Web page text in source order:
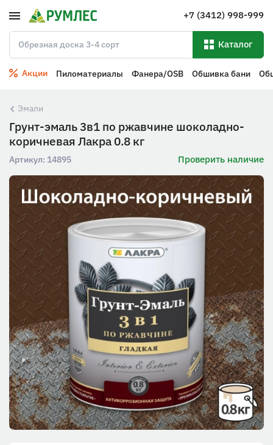
+7 (3412) 998-999
Каталог
Акции Пиломатериалы Фанера/OSB Обшивка бани
Эмали
Грунт-эмаль 3в1 по ржавчине шоколадно-
коричневая Лакра 0.8 кг
Артикул: 14895 Проверить наличие